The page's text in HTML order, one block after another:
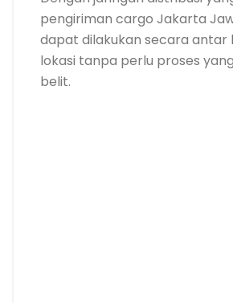
pengiriman cargo Jakarta
dapat dilakukan secara antar
lokasi tanpa perlu proses
belit.